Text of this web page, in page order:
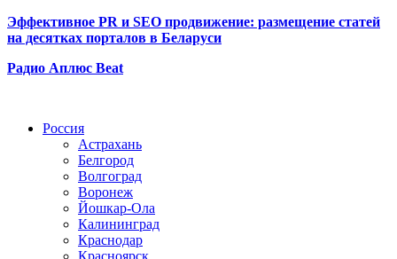
Эффективное PR и SEO продвижение: размещение статей
на десятках порталов в Беларуси
Радио Аплюс Beat
Россия
Астрахань
Белгород
Волгоград
Воронеж
Йошкар-Ола
Калининград
Краснодар
Красноярск